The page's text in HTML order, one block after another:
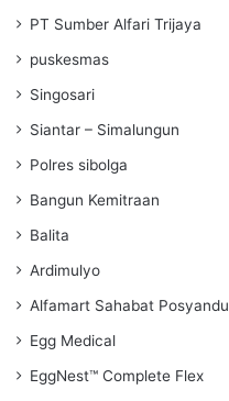
PT Sumber Alfari Trijaya
puskesmas
Singosari
Siantar – Simalungun
Polres sibolga
Bangun Kemitraan
Balita
Ardimulyo
Alfamart Sahabat Posyandu
Egg Medical
EggNest™ Complete Flex